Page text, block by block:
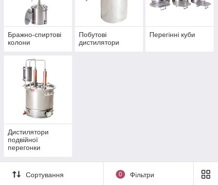
Бражно-спиртові
колони
Побутові
дистилятори
Перегінні куби
Дистилятори
подвійної
перегонки
Сортування 0 Фільтри